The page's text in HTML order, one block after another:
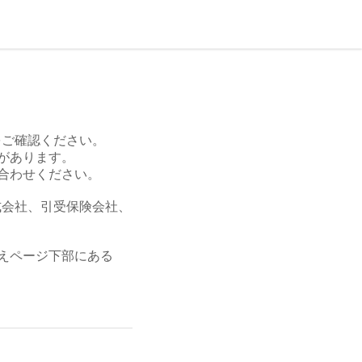
確認ください。
ります。
せください。
社、引受保険会社、
ページ下部にある